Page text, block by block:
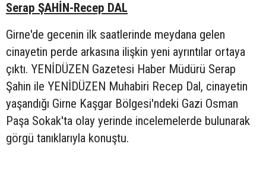
Serap ŞAHİN-Recep DAL
Girne'de gecenin ilk saatlerinde meydana gelen
cinayetin perde arkasına ilişkin yeni ayrıntılar ortaya
çıktı. YENİDÜZEN Gazetesi Haber Müdürü Serap
Şahin ile YENİDÜZEN Muhabiri Recep Dal, cinayetin
yaşandığı Girne Kaşgar Bölgesi'ndeki Gazi Osman
Paşa Sokak'ta olay yerinde incelemelerde bulunarak
görgü tanıklarıyla konuştu.